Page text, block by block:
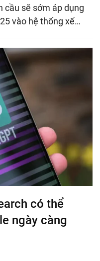
cầu sẽ sớm áp dụng
vào hệ thống xế…
có thể
ngày càng